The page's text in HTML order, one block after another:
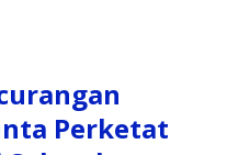
Perketat